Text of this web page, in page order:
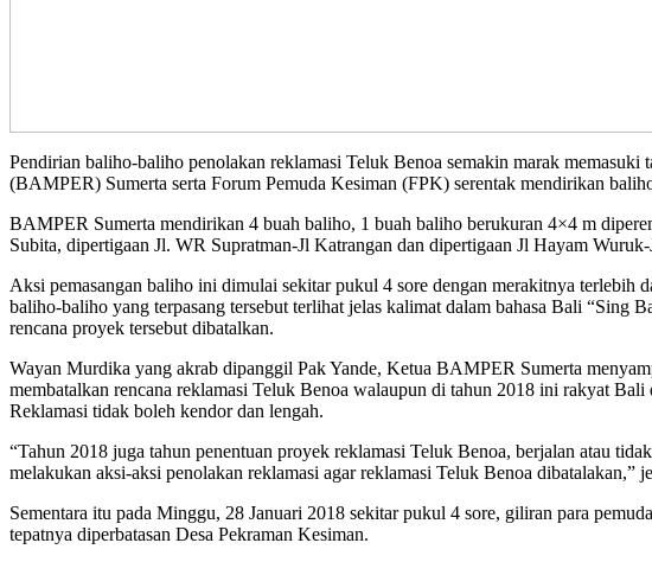
Pendirian baliho-baliho penolakan reklamasi Teluk Benoa semakin marak
(BAMPER) Sumerta serta Forum Pemuda Kesiman (FPK) serentak mendirikan
BAMPER Sumerta mendirikan 4 buah baliho, 1 buah baliho berukuran 4×4 m
Subita, dipertigaan Jl. WR Supratman-Jl Katrangan dan dipertigaan Jl Hayam
Aksi pemasangan baliho ini dimulai sekitar pukul 4 sore dengan merakitnya
baliho-baliho yang terpasang tersebut terlihat jelas kalimat dalam bahasa Bali “Sing
rencana proyek tersebut dibatalkan.
Wayan Murdika yang akrab dipanggil Pak Yande, Ketua BAMPER Sumerta
membatalkan rencana reklamasi Teluk Benoa walaupun di tahun 2018 ini rakyat
Reklamasi tidak boleh kendor dan lengah.
“Tahun 2018 juga tahun penentuan proyek reklamasi Teluk Benoa, berjalan atau
melakukan aksi-aksi penolakan reklamasi agar reklamasi Teluk Benoa dibatalakan,”
Sementara itu pada Minggu, 28 Januari 2018 sekitar pukul 4 sore, giliran para
tepatnya diperbatasan Desa Pekraman Kesiman.